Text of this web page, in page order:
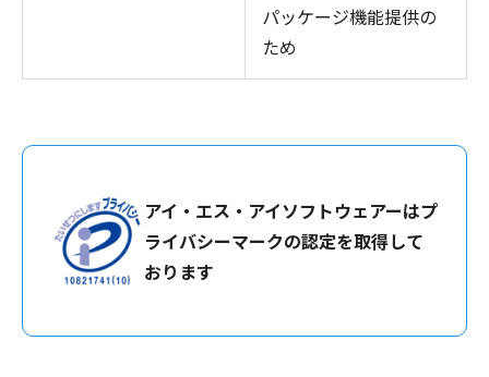
パッケージ機能提供の
ため
アイ・エス・アイソフトウェアーはプ
ライバシーマークの認定を取得して
おります